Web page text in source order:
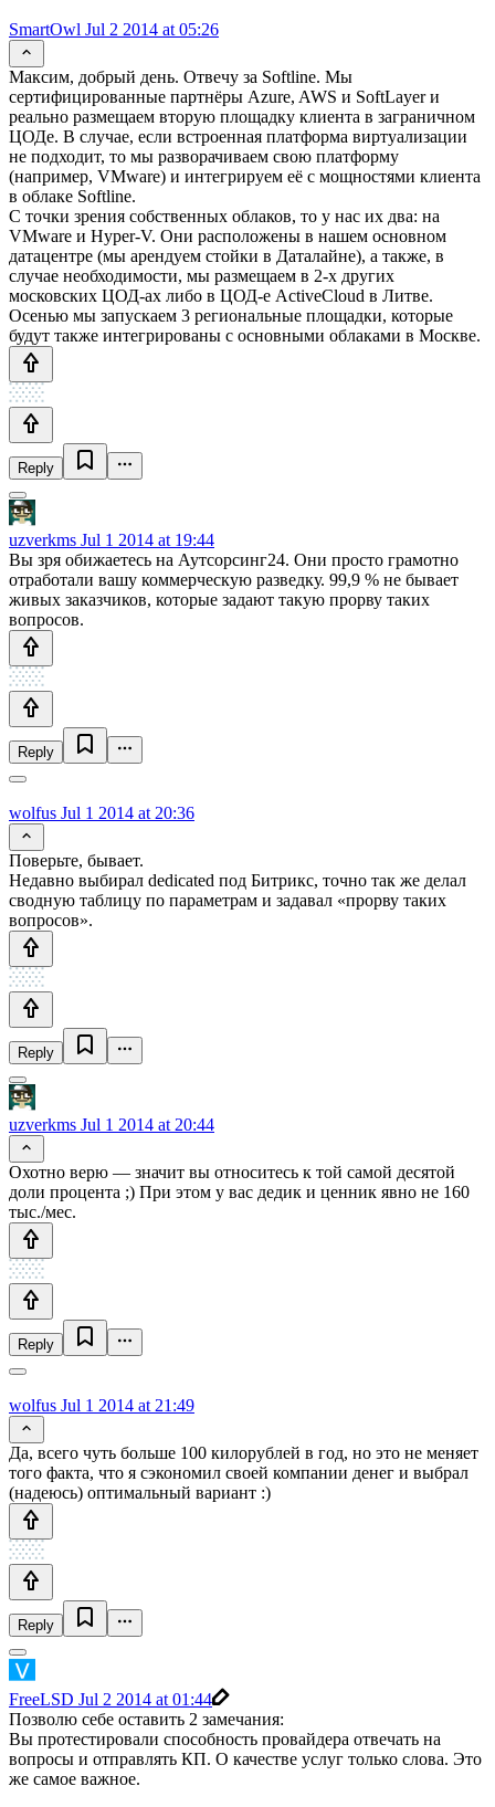
SmartOwl Jul 2 2014 at 05:26
Максим, добрый день. Отвечу за Softline. Мы
сертифицированные партнёры Azure, AWS и SoftLayer и
реально размещаем вторую площадку клиента в заграничном
ЦОДе. В случае, если встроенная платформа виртуализации
не подходит, то мы разворачиваем свою платформу
(например, VMware) и интегрируем её с мощностями клиента
в облаке Softline.
С точки зрения собственных облаков, то у нас их два: на
VMware и Hyper-V. Они расположены в нашем основном
датацентре (мы арендуем стойки в Даталайне), а также, в
случае необходимости, мы размещаем в 2-х других
московских ЦОД-ах либо в ЦОД-е ActiveCloud в Литве.
Осенью мы запускаем 3 региональные площадки, которые
будут также интегрированы с основными облаками в Москве.
Reply
uzverkms Jul 1 2014 at 19:44
Вы зря обижаетесь на Аутсорсинг24. Они просто грамотно
отработали вашу коммерческую разведку. 99,9 % не бывает
живых заказчиков, которые задают такую прорву таких
вопросов.
Reply
wolfus Jul 1 2014 at 20:36
Поверьте, бывает.
Недавно выбирал dedicated под Битрикс, точно так же делал
сводную таблицу по параметрам и задавал «прорву таких
вопросов».
Reply
uzverkms Jul 1 2014 at 20:44
Охотно верю — значит вы относитесь к той самой десятой
доли процента ;) При этом у вас дедик и ценник явно не 160
тыс./мес.
Reply
wolfus Jul 1 2014 at 21:49
Да, всего чуть больше 100 килорублей в год, но это не меняет
того факта, что я сэкономил своей компании денег и выбрал
(надеюсь) оптимальный вариант :)
Reply
FreeLSD Jul 2 2014 at 01:44
Позволю себе оставить 2 замечания:
Вы протестировали способность провайдера отвечать на
вопросы и отправлять КП. О качестве услуг только слова. Это
же самое важное.